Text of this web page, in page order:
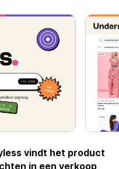
vindt het product
in een verkoop